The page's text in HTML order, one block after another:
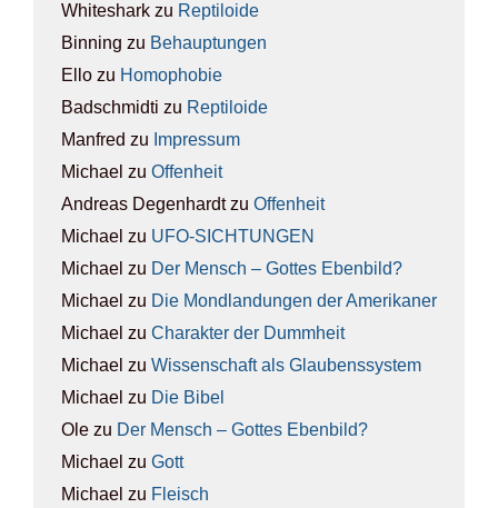
Whiteshark zu Rep­ti­lo­ide
Binning zu Behaup­tun­gen
Ello zu Homo­pho­bie
Badschmidti zu Rep­ti­lo­ide
Manfred zu Impres­sum
Michael zu Offen­heit
Andreas Degenhardtzu Offen­heit
Michael zu UFO-SICH­TUN­GEN
Michael zu Der Mensch – Got­tes Eben­bild?
Michael zu Die Mond­lan­dun­gen der Ame­ri­ka­ner
Michael zu Cha­rak­ter der Dumm­heit
Michael zu Wis­sen­schaft als Glau­bens­sys­tem
Michael zu Die Bibel
Ole zu Der Mensch – Got­tes Eben­bild?
Michael zu Gott
Michael zu Fleisch